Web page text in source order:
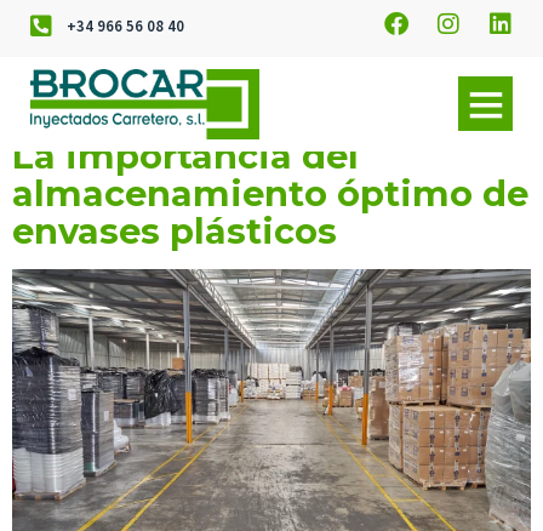
+34 966 56 08 40
La importancia del
almacenamiento óptimo de
envases plásticos